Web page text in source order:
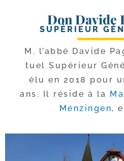
Don Davide
SUPÉRIEUR
M. l’ab­bé Davide
tuel Supérieur
élu en 2018 pour
ans. Il réside à la
Menzingen,